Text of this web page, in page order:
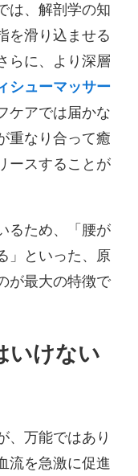
は、解剖学の知
を滑り込ませる
らに、より深層
シューマッサー
ケアでは届かな
重なり合って癒
ースすることが
るため、「腰が
」といった、原
が最大の特徴で
いけない
、万能ではあり
流を急激に促進